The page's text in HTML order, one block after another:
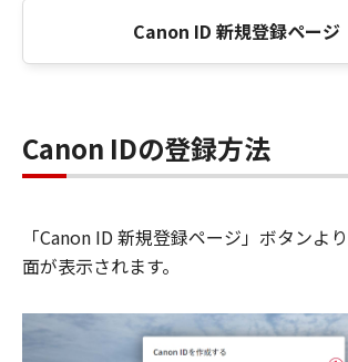
Canon ID 新規登録ページ
Canon IDの登録方法
「Canon ID 新規登録ページ」ボタンよ
面が表示されます。